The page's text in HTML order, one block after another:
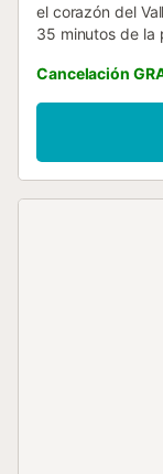
el corazón del
35 minutos de la
disfrutar se sus
equipadas, una
barbacoa dónde
o puesta de sol,
montaña. La
Cancelación